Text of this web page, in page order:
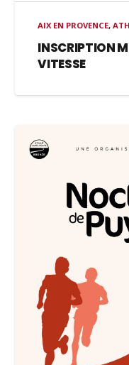
AIX EN PROVENCE,
INSCRIPTION
VITESSE